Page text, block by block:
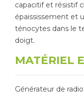
capacitif et résistif
épaississement et
ténocytes dans le
doigt.
MATÉRIEL
Générateur de